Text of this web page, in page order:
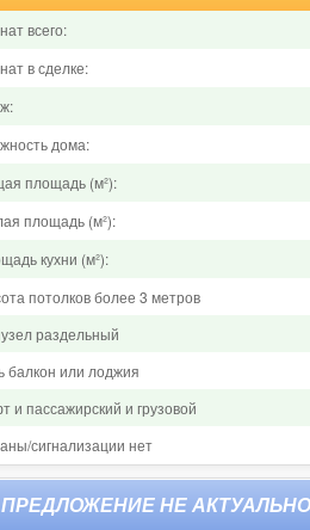
всего:
в сделке:
дома:
площадь (м²):
площадь (м²):
кухни (м²):
потолков более 3 метров
раздельный
балкон или лоджия
и пассажирский и грузовой
сигнализации нет